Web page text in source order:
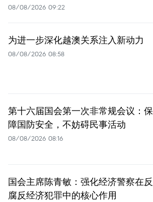
08/08/2026 09:22
为进一步深化越澳关系注入新动力
08/08/2026 08:58
第十六届国会第一次非常规会议：保
障国防安全，不妨碍民事活动
08/08/2026 08:16
国会主席陈青敏：强化经济警察在反
腐反经济犯罪中的核心作用